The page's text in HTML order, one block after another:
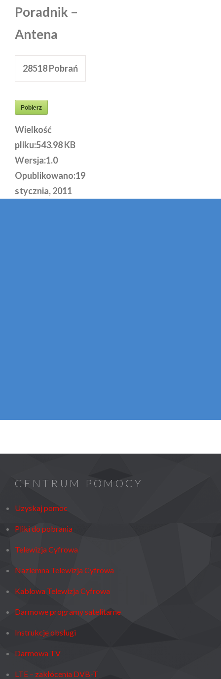
Poradnik –
Antena
28518Pobrań
Pobierz
Wielkość
pliku:543.98 KB
Wersja:1.0
Opublikowano:19
stycznia, 2011
CENTRUM POMOCY
Uzyskaj pomoc
Pliki do pobrania
Telewizja Cyfrowa
Naziemna Telewizja Cyfrowa
Kablowa Telewizja Cyfrowa
Darmowe programy satelitarne
Instrukcje obsługi
Darmowa TV
LTE – zakłócenia DVB-T